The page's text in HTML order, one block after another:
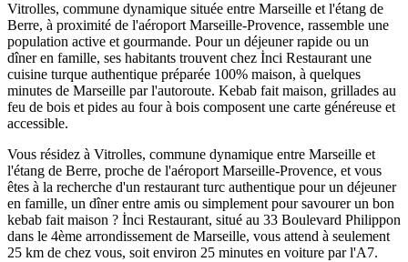
Vitrolles, commune dynamique située entre Marseille et l'étang de
Berre, à proximité de l'aéroport Marseille-Provence, rassemble une
population active et gourmande. Pour un déjeuner rapide ou un
dîner en famille, ses habitants trouvent chez İnci Restaurant une
cuisine turque authentique préparée 100% maison, à quelques
minutes de Marseille par l'autoroute. Kebab fait maison, grillades au
feu de bois et pides au four à bois composent une carte généreuse et
accessible.
Vous résidez à Vitrolles, commune dynamique entre Marseille et
l'étang de Berre, proche de l'aéroport Marseille-Provence, et vous
êtes à la recherche d'un restaurant turc authentique pour un déjeuner
en famille, un dîner entre amis ou simplement pour savourer un bon
kebab fait maison ? İnci Restaurant, situé au 33 Boulevard Philippon
dans le 4ème arrondissement de Marseille, vous attend à seulement
25 km de chez vous, soit environ 25 minutes en voiture par l'A7.